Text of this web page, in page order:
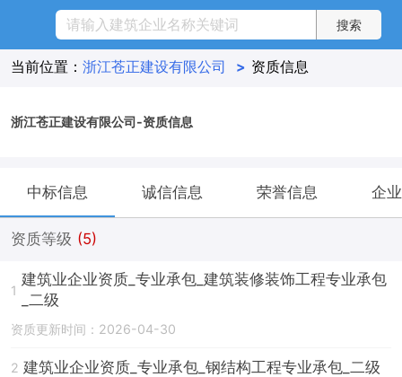
当前位置： 浙江苍正建设有限公司 > 资质信息
浙江苍正建设有限公司-资质信息
中标信息 诚信信息 荣誉信息 企
资质等级 (5)
1
建筑业企业资质_专业承包_建筑装修装饰工程专业承包
_二级
资质更新时间：2026-04-30
2 建筑业企业资质_专业承包_钢结构工程专业承包_二级